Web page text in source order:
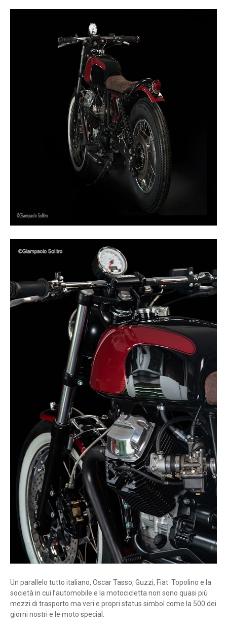
Un parallelo tutto italiano, Oscar Tasso, Guzzi, Fiat Topolino e la
società in cui l’automobile e la motocicletta non sono quasi più
mezzi di trasporto ma veri e propri status simbol come la 500 dei
giorni nostri e le moto special.